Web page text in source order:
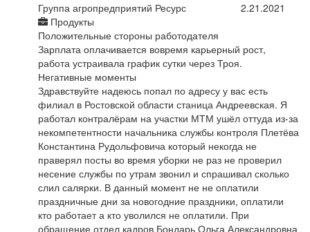
Группа агропредприятий Ресурс
Продукты
2.21.2021
Положительные стороны работодателя
Зарплата оплачивается вовремя карьерный рост,
работа устраивала график сутки через Троя.
Негативные моменты
Здравствуйте надеюсь попал по адресу у вас есть
филиал в Ростовской области станица Андреевская. Я
работал контралёрам на участки МТМ ушёл оттуда из-за
некомпетентности начальника службы контроля Плетёва
Константина Рудольфовича который некогда не
праверял посты во время уборки не раз не проверил
несение службы по утрам звонил и спрашивал сколько
слил салярки. В данный момент не не оплатили
праздничные дни за новогодние праздники, оплатили
кто работает а кто уволился не оплатили. При
обращение отдел кадров Бондарь Ольга Александровна